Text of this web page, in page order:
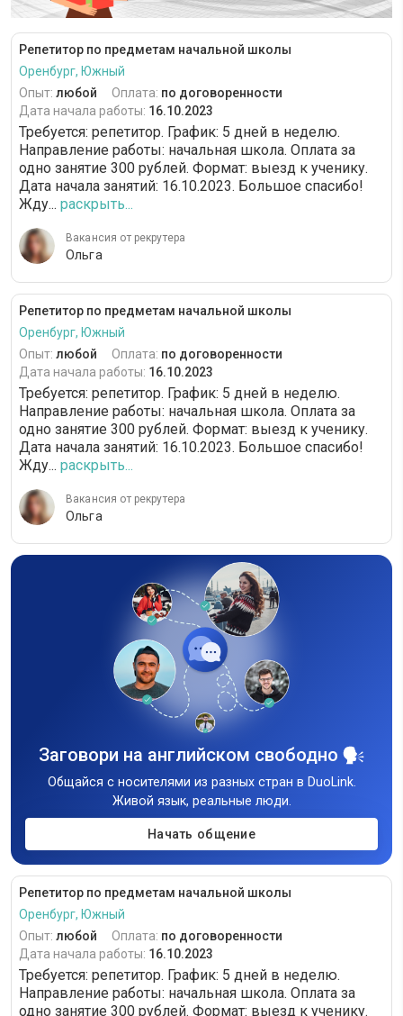
Репетитор по предметам начальной школы
Оренбург, Южный
Опыт: любой Оплата: по договоренности
Дата начала работы: 16.10.2023
Требуется: репетитор. График: 5 дней в неделю.
Направление работы: начальная школа. Оплата за
одно занятие 300 рублей. Формат: выезд к ученику.
Дата начала занятий: 16.10.2023. Большое спасибо!
Жду... раскрыть...
Вакансия от рекрутера
Ольга
Репетитор по предметам начальной школы
Оренбург, Южный
Опыт: любой Оплата: по договоренности
Дата начала работы: 16.10.2023
Требуется: репетитор. График: 5 дней в неделю.
Направление работы: начальная школа. Оплата за
одно занятие 300 рублей. Формат: выезд к ученику.
Дата начала занятий: 16.10.2023. Большое спасибо!
Жду... раскрыть...
Вакансия от рекрутера
Ольга
Заговори на английском свободно
Общайся с носителями из разных стран в DuoLink.
Живой язык, реальные люди.
Начать общение
Репетитор по предметам начальной школы
Оренбург, Южный
Опыт: любой Оплата: по договоренности
Дата начала работы: 16.10.2023
Требуется: репетитор. График: 5 дней в неделю.
Направление работы: начальная школа. Оплата за
одно занятие 300 рублей. Формат: выезд к ученику.